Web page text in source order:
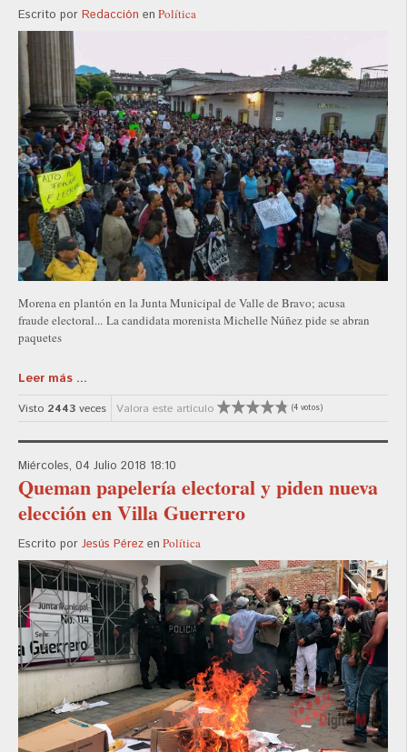
Escrito por Redacción en Política
Morena en plantón en la Junta Municipal de Valle de Bravo; acusa
fraude electoral... La candidata morenista Michelle Núñez pide se abran
paquetes
Leer más ...
Visto 2443 veces Valora este artículo (4 votos)
Miércoles, 04 Julio 2018 18:10
Queman papelería electoral y piden nueva
elección en Villa Guerrero
Escrito por Jesús Pérez en Política